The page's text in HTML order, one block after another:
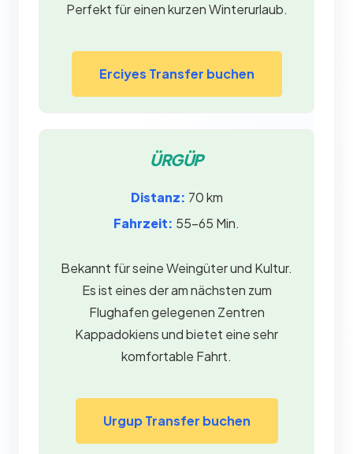
Perfekt für einen kurzen Winterurlaub.
Erciyes Transfer buchen
ÜRGÜP
Distanz: 70 km
Fahrzeit: 55–65 Min.
Bekannt für seine Weingüter und Kultur.
Es ist eines der am nächsten zum
Flughafen gelegenen Zentren
Kappadokiens und bietet eine sehr
komfortable Fahrt.
Urgup Transfer buchen